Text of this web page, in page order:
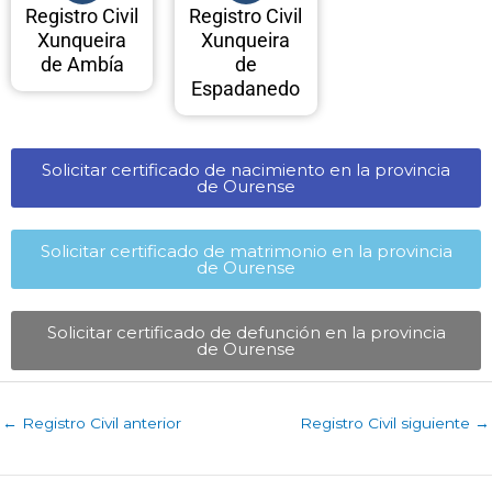
Registro Civil
Xunqueira
de Ambía
Registro Civil
Xunqueira
de
Espadanedo
Solicitar certificado de nacimiento en la provincia
de Ourense​
Solicitar certificado de matrimonio en la provincia
de Ourense​
Solicitar certificado de defunción en la provincia
de Ourense​
← Registro Civil anterior Registro Civil siguiente →